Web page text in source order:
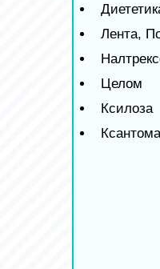
Лента,
Целом
Ксилоза